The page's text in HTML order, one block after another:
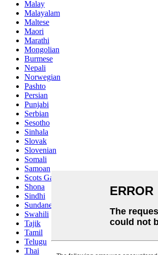
Malay
Malayalam
Maltese
Maori
Marathi
Mongolian
Burmese
Nepali
Norwegian
Pashto
Persian
Punjabi
Serbian
Sesotho
Sinhala
Slovak
Slovenian
Somali
Samoan
Scots Gaelic
Shona
Sindhi
Sundanese
Swahili
Tajik
Tamil
Telugu
Thai